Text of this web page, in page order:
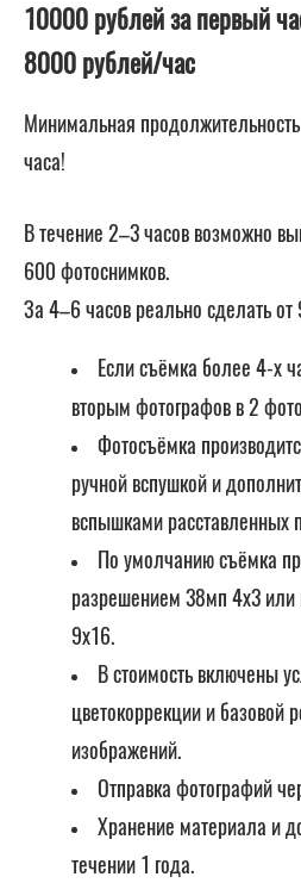
10000 рублей за первый
8000 рублей/час
Минимальная продолжительность
часа!
В течение 2–3 часов возможно
600 фотоснимков.
За 4–6 часов реально сделать
Если съёмка более 4-х
вторым фотографов в 2
Фотосъёмка
ручной вспушкой и
вспышками расставленных
По умолчанию съёмка
разрешением 38мп 4х3
9х16.
В стоимость включены
цветокоррекции и базовой
изображений.
Отправка фотографий
Хранение материала и
течении 1 года.